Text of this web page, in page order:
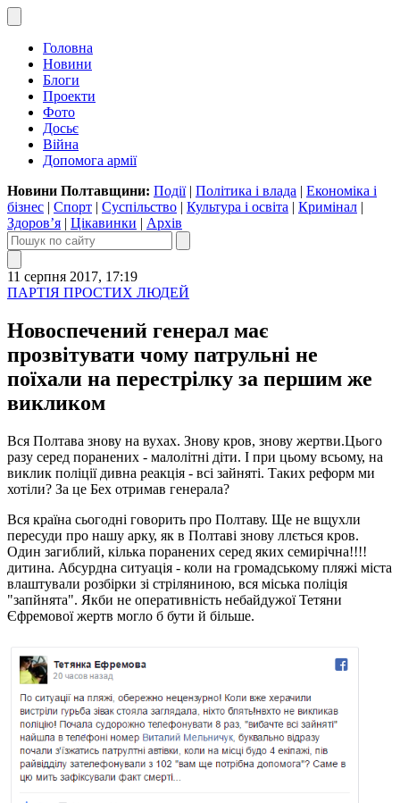
Головна
Новини
Блоги
Проекти
Фото
Досьє
Війна
Допомога армії
Новини Полтавщини: Події| Політика і влада | Економіка і
бізнес | Спорт | Суспільство | Культура і освіта | Кримінал |
Здоров’я | Цікавинки | Архів
11 серпня 2017, 17:19
ПАРТІЯ ПРОСТИХ ЛЮДЕЙ
Новоспечений генерал має
прозвітувати чому патрульні не
поїхали на перестрілку за першим же
викликом
Вся Полтава знову на вухах. Знову кров, знову жертви.Цього
разу серед поранених - малолітні діти. І при цьому всьому, на
виклик поліції дивна реакція - всі зайняті. Таких реформ ми
хотіли? За це Бех отримав генерала?
Вся країна сьогодні говорить про Полтаву. Ще не вщухли
пересуди про нашу арку, як в Полтаві знову ллється кров.
Один загиблий, кілька поранених серед яких семирічна!!!!
дитина. Абсурдна ситуація - коли на громадському пляжі міста
влаштували розбірки зі стріляниною, вся міська поліція
"запйнята". Якби не оперативність небайдужої Тетяни
Єфремової жертв могло б бути й більше.